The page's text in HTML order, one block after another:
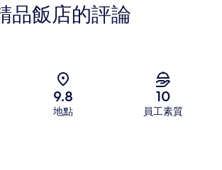
品飯店的評論
9.8
地點
10
員工素質